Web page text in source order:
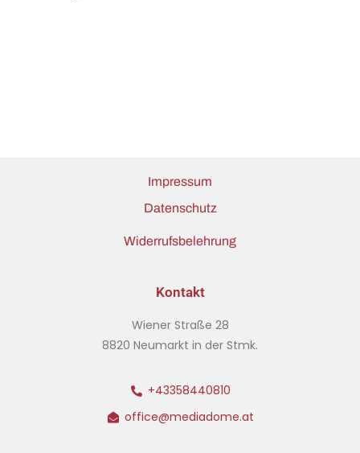
Impressum
Datenschutz
Widerrufsbelehrung
Kontakt
Wiener Straße 28
8820 Neumarkt in der Stmk.
+43358440810
office@mediadome.at